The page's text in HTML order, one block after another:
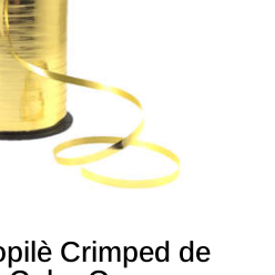
Crimped de